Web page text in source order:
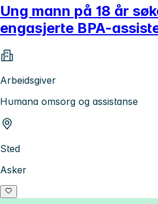
Ung mann på 18 år
engasjerte BPA-
Arbeidsgiver
Humana omsorg og assistanse
Sted
Asker